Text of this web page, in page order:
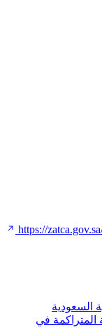
https://
السعودية
المتراكمة في